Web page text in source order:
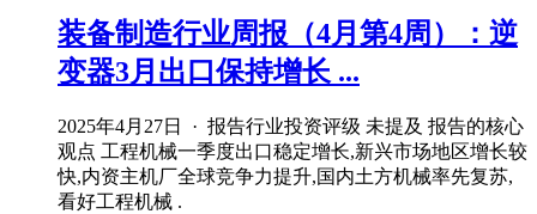
装备制造行业周报（4月第4周）：逆
变器3月出口保持增长 ...
2025年4月27日 · 报告行业投资评级 未提及 报告的核心
观点 工程机械一季度出口稳定增长,新兴市场地区增长较
快,内资主机厂全球竞争力提升,国内土方机械率先复苏,
看好工程机械 .